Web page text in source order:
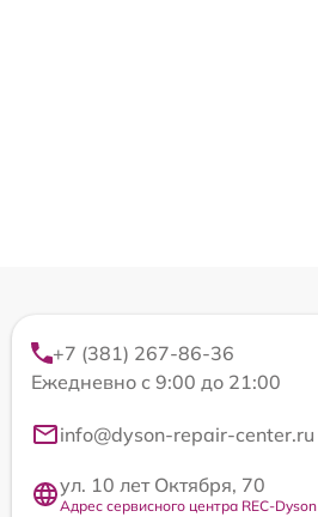
+7 (381) 267-86-36
Ежедневно с 9:00 до 21:00
info@dyson-repair-center.ru
ул. 10 лет Октября, 70
Адрес сервисного центра REC-Dyson